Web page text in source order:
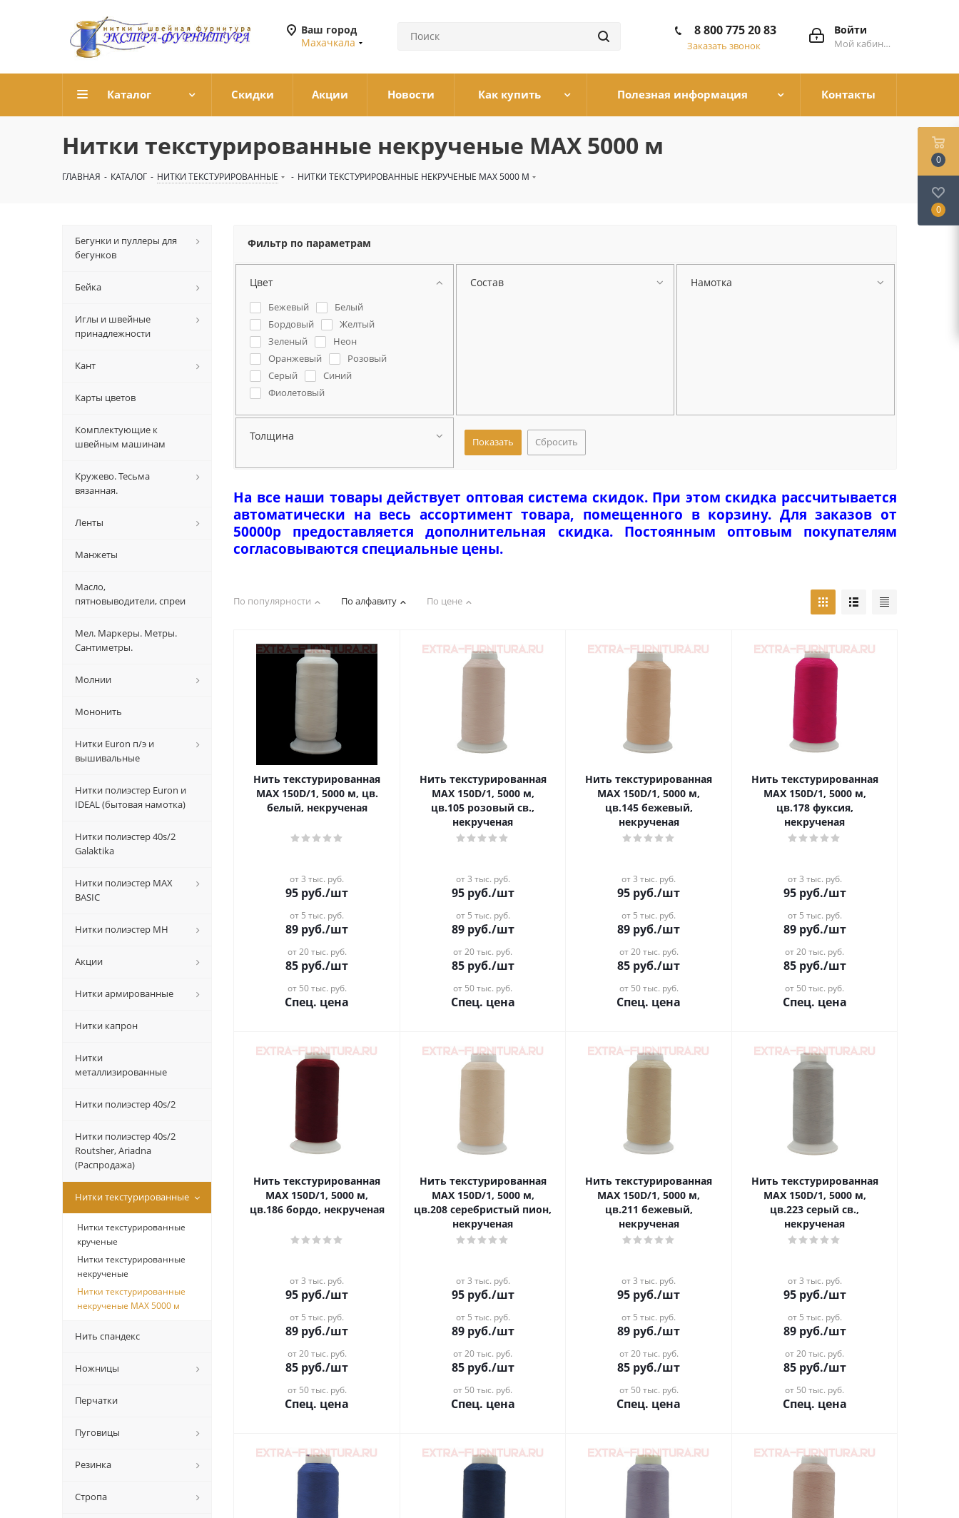
Ваш город
Махачкала
Войти
Мой кабинет
8 800 775 20 83
Заказать звонок
Каталог Скидки Акции Новости Как купить Полезная информация Контакты
Нитки текстурированные некрученые MAX 5000 м
ГЛАВНАЯ - КАТАЛОГ - НИТКИ ТЕКСТУРИРОВАННЫЕ - НИТКИ ТЕКСТУРИРОВАННЫЕ НЕКРУЧЕНЫЕ MAX 5000 М
Фильтр по параметрам
Цвет
Бежевый
Белый
Бордовый
Желтый
Зеленый
Неон
Оранжевый
Розовый
Серый
Синий
Фиолетовый
Состав Намотка
Толщина Сбросить
На все наши товары действует оптовая система скидок. При этом скидка рассчитывается
автоматически на весь ассортимент товара, помещенного в корзину. Для заказов от
50000р предоставляется дополнительная скидка. Постоянным оптовым покупателям
согласовываются специальные цены.
По популярности По алфавиту По цене
Нить текстурированная
MAX 150D/1, 5000 м, цв.
белый, некрученая
от 3 тыс. руб.
95 руб./шт
от 5 тыс. руб.
89 руб./шт
от 20 тыс. руб.
85 руб./шт
от 50 тыс. руб.
Спец. цена
Нить текстурированная
MAX 150D/1, 5000 м,
цв.105 розовый св.,
некрученая
от 3 тыс. руб.
95руб./шт
от 5 тыс. руб.
89руб./шт
от 20 тыс. руб.
85руб./шт
от 50 тыс. руб.
Спец. цена
Нить текстурированная
MAX 150D/1, 5000 м,
цв.145 бежевый,
некрученая
от 3 тыс. руб.
95 руб./шт
от 5 тыс. руб.
89 руб./шт
от 20 тыс. руб.
85 руб./шт
от 50 тыс. руб.
Спец. цена
Нить текстурированная
MAX 150D/1, 5000 м,
цв.178 фуксия,
некрученая
от 3 тыс. руб.
95руб./шт
от 5 тыс. руб.
89руб./шт
от 20 тыс. руб.
85руб./шт
от 50 тыс. руб.
Спец. цена
Нить текстурированная
MAX 150D/1, 5000 м,
цв.186 бордо, некрученая
от 3 тыс. руб.
95 руб./шт
от 5 тыс. руб.
89 руб./шт
от 20 тыс. руб.
85 руб./шт
от 50 тыс. руб.
Спец. цена
Нить текстурированная
MAX 150D/1, 5000 м,
цв.208 серебристый пион,
некрученая
от 3 тыс. руб.
95руб./шт
от 5 тыс. руб.
89руб./шт
от 20 тыс. руб.
85руб./шт
от 50 тыс. руб.
Спец. цена
Нить текстурированная
MAX 150D/1, 5000 м,
цв.211 бежевый,
некрученая
от 3 тыс. руб.
95 руб./шт
от 5 тыс. руб.
89 руб./шт
от 20 тыс. руб.
85 руб./шт
от 50 тыс. руб.
Спец. цена
Нить текстурированная
MAX 150D/1, 5000 м,
цв.223 серый св.,
некрученая
от 3 тыс. руб.
95руб./шт
от 5 тыс. руб.
89руб./шт
от 20 тыс. руб.
85руб./шт
от 50 тыс. руб.
Спец. цена
Бегунки и пуллеры для
бегунков
Бейка
Иглы и швейные
принадлежности
Кант
Карты цветов
Комплектующие к
швейным машинам
Кружево. Тесьма
вязанная.
Ленты
Манжеты
Масло,
пятновыводители, спреи
Мел. Маркеры. Метры.
Сантиметры.
Молнии
Мононить
Нитки Euron п/э и
вышивальные
Нитки полиэстер Euron и
IDEAL (бытовая намотка)
Нитки полиэстер 40s/2
Galaktika
Нитки полиэстер MAX
BASIC
Нитки полиэстер MH
Акции
Нитки армированные
Нитки капрон
Нитки
металлизированные
Нитки полиэстер 40s/2
Нитки полиэстер 40s/2
Routsher, Ariadna
(Распродажа)
Нитки текстурированные
Нитки текстурированные
крученые
Нитки текстурированные
некрученые
Нитки текстурированные
некрученые MAX 5000 м
Нить спандекс
Ножницы
Перчатки
Пуговицы
Резинка
Стропа
0
0